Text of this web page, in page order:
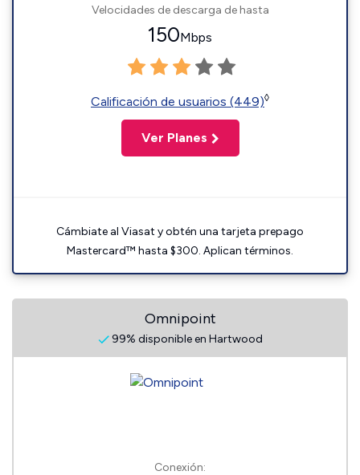
Velocidades de descarga de hasta
150Mbps
Calificación de usuarios (449)◊
Ver Planes
Cámbiate al Viasat y obtén una tarjeta prepago
Mastercard™ hasta $300. Aplican términos.
Omnipoint
99% disponible en Hartwood
Conexión: